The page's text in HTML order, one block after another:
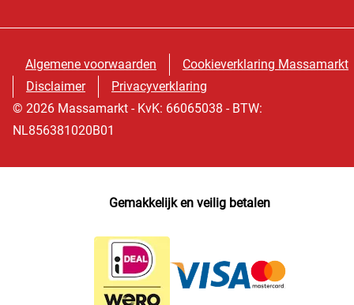
Algemene voorwaarden
Cookieverklaring Massamarkt
Disclaimer
Privacyverklaring
© 2026 Massamarkt - KvK: 66065038 - BTW:
NL856381020B01
Gemakkelijk en veilig betalen